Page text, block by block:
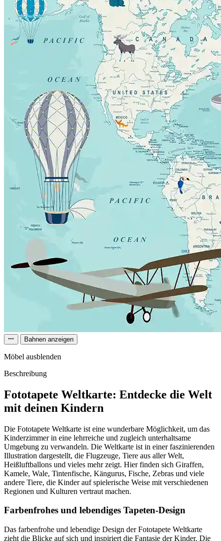
Bahnen anzeigen
Möbel ausblenden
Beschreibung
Fototapete Weltkarte: Entdecke die Welt
mit deinen Kindern
Die Fototapete Weltkarte ist eine wunderbare Möglichkeit, um das
Kinderzimmer in eine lehrreiche und zugleich unterhaltsame
Umgebung zu verwandeln. Die Weltkarte ist in einer faszinierenden
Illustration dargestellt, die Flugzeuge, Tiere aus aller Welt,
Heißluftballons und vieles mehr zeigt. Hier finden sich Giraffen,
Kamele, Wale, Tintenfische, Kängurus, Fische, Zebras und viele
andere Tiere, die Kinder auf spielerische Weise mit verschiedenen
Regionen und Kulturen vertraut machen.
Farbenfrohes und lebendiges Tapeten-Design
Das farbenfrohe und lebendige Design der Fototapete Weltkarte
zieht die Blicke auf sich und inspiriert die Fantasie der Kinder. Die